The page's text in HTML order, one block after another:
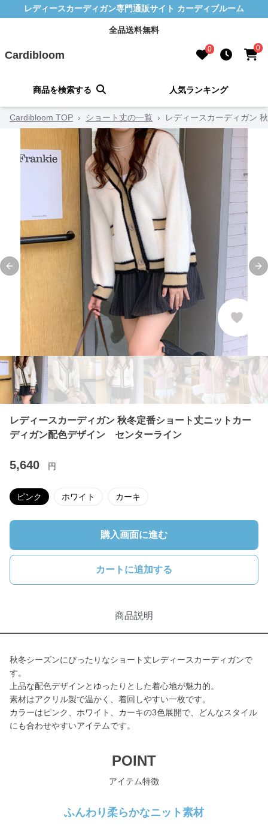
レディースカーディガン専門通販サイト カーディブルーム
全品送料無料
Cardibloom 0 0
商品を検索する 人気ランキング
Cardibloom TOP › ショート丈の一覧 › レディースカーディガン
Previous slide
レディースカーディガン 秋冬定番ショート丈ニットカー
ディガン配色デザイン センターライン
5,640 円
ピンク ホワイト カーキ
購入画面に進む
カートに追加する
商品説明
秋冬シーズンにぴったりなショート丈レディースカーディガンで
す。
上品な配色デザインとゆったりとした着心地が魅力的。
素材はアクリル製で温かく、着回しやすい一枚です。
カラーはピンク、ホワイト、カーキの3色展開で、どんなスタイル
にも合わせやすいアイテムです。
POINT
アイテム特徴
ふんわり柔らかなニット素材